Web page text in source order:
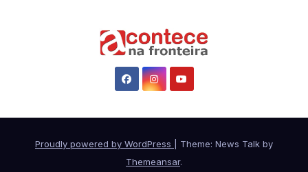
Proudly powered by WordPress
Theme: News Talk by
Themeansar.